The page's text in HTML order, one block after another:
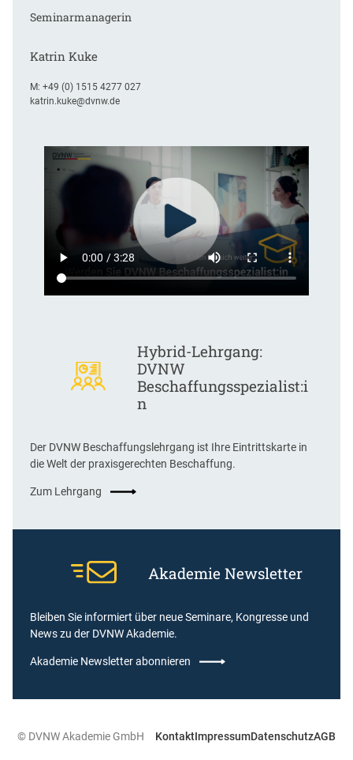
Seminarmanagerin
Katrin Kuke
M:+49 (0) 1515 4277 027
katrin.kuke@dvnw.de
Hybrid-Lehrgang:
DVNW
Beschaffungsspezialist:i
n
Der DVNW Beschaffungslehrgang ist Ihre Eintrittskarte in
die Welt der praxisgerechten Beschaffung.
Zum Lehrgang
Akademie Newsletter
Bleiben Sie informiert über neue Seminare, Kongresse und
News zu der DVNW Akademie.
Akademie Newsletter abonnieren
© DVNW Akademie GmbH KontaktImpressumDatenschutzAGB